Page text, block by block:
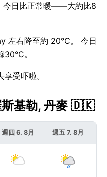
今日比正常暖——大約比8
左右降至約 20°C。 今日
。
受吓啦。
斯基勒, 丹麥 🇩🇰
週四 6. 8月 週五 7. 8月